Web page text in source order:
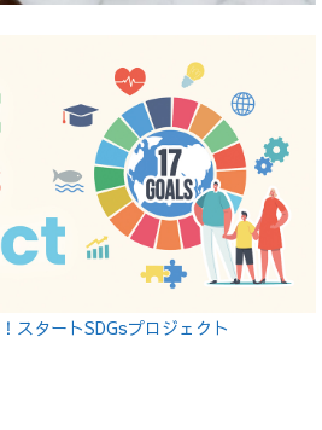
スタートSDGsプロジェクト